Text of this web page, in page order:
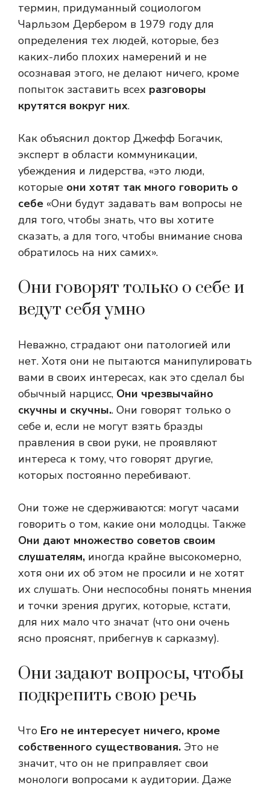
термин, придуманный социологом
Чарльзом Дербером в 1979 году для
определения тех людей, которые, без
каких-либо плохих намерений и не
осознавая этого, не делают ничего, кроме
попыток заставить всех разговоры
крутятся вокруг них.
Как объяснил доктор Джефф Богачик,
эксперт в области коммуникации,
убеждения и лидерства, «это люди,
которые они хотят так много говорить о
себе «Они будут задавать вам вопросы не
для того, чтобы знать, что вы хотите
сказать, а для того, чтобы внимание снова
обратилось на них самих».
Они говорят только о себе и
ведут себя умно
Неважно, страдают они патологией или
нет. Хотя они не пытаются манипулировать
вами в своих интересах, как это сделал бы
обычный нарцисс, Они чрезвычайно
скучны и скучны.. Они говорят только о
себе и, если не могут взять бразды
правления в свои руки, не проявляют
интереса к тому, что говорят другие,
которых постоянно перебивают.
Они тоже не сдерживаются: могут часами
говорить о том, какие они молодцы. Также
Они дают множество советов своим
слушателям, иногда крайне высокомерно,
хотя они их об этом не просили и не хотят
их слушать. Они неспособны понять мнения
и точки зрения других, которые, кстати,
для них мало что значат (что они очень
ясно прояснят, прибегнув к сарказму).
Они задают вопросы, чтобы
подкрепить свою речь
Что Его не интересует ничего, кроме
собственного существования. Это не
значит, что он не приправляет свои
монологи вопросами к аудитории. Даже